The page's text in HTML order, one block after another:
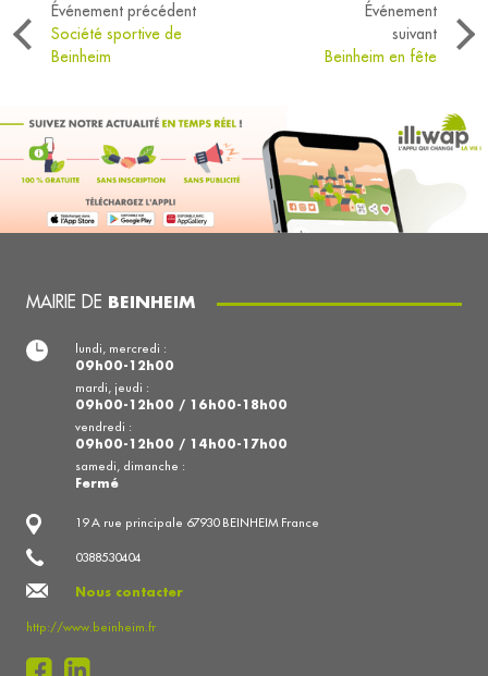
Événement précédent
Société sportive de
Beinheim
Événement
suivant
Beinheim en fête
MAIRIE DE BEINHEIM
19 A rue principale 67930 BEINHEIM France
0388530404
Nous contacter
http://www.beinheim.fr
lundi, mercredi :
09h00-12h00
mardi, jeudi :
09h00-12h00 / 16h00-18h00
vendredi :
09h00-12h00 / 14h00-17h00
samedi, dimanche :
Fermé